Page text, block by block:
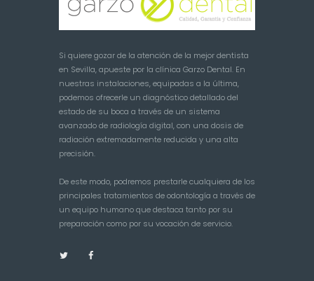
Si quiere gozar de la atención de la mejor dentista
en Sevilla, apueste por la clínica Garzo Dental. En
nuestras instalaciones, equipadas a la última,
podemos ofrecerle un diagnóstico detallado del
estado de su boca a través de un sistema
avanzado de radiología digital, con una dosis de
radiación extremadamente reducida y una alta
precisión.
De este modo, podremos prestarle cualquiera de los
principales tratamientos de odontología a través de
un equipo humano que destaca tanto por su
preparación como por su vocación de servicio.